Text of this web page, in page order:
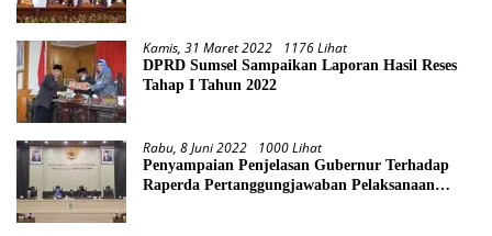
Kamis, 31 Maret 2022 1176 Lihat
DPRD Sumsel Sampaikan Laporan Hasil Reses
Tahap I Tahun 2022
Rabu, 8 Juni 2022 1000 Lihat
Penyampaian Penjelasan Gubernur Terhadap
Raperda Pertanggungjawaban Pelaksanaan